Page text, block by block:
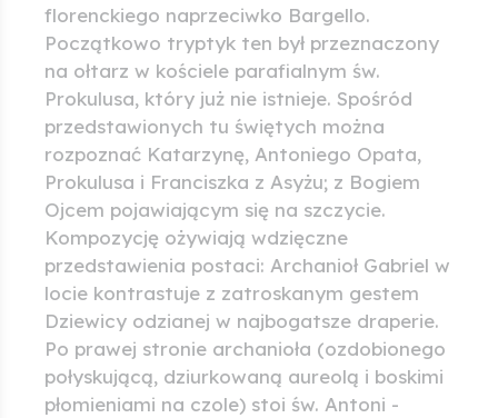
florenckiego naprzeciwko Bargello.
Początkowo tryptyk ten był przeznaczony
na ołtarz w kościele parafialnym św.
Prokulusa, który już nie istnieje. Spośród
przedstawionych tu świętych można
rozpoznać Katarzynę, Antoniego Opata,
Prokulusa i Franciszka z Asyżu; z Bogiem
Ojcem pojawiającym się na szczycie.
Kompozycję ożywiają wdzięczne
przedstawienia postaci: Archanioł Gabriel w
locie kontrastuje z zatroskanym gestem
Dziewicy odzianej w najbogatsze draperie.
Po prawej stronie archanioła (ozdobionego
połyskującą, dziurkowaną aureolą i boskimi
płomieniami na czole) stoi św. Antoni -